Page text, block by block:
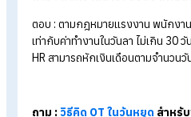
การกรอกข้อมูลผิด สูตรผิด
โปรแกรม HR ครบวงจรจึ
ง่ายและแม่นยำมากขึ้น